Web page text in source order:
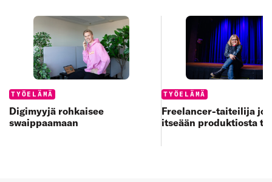
Categories:
TYÖELÄMÄ
Digimyyjä rohkaisee
swaippaamaan
Categories:
TYÖELÄMÄ
Freelancer-taiteilija
itseään produktiosta